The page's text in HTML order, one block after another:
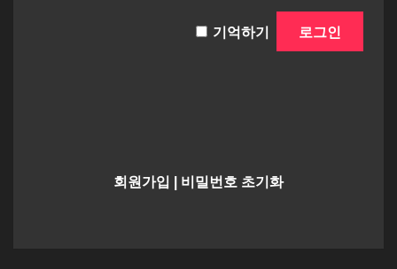
기억하기
회원가입 비밀번호 초기화